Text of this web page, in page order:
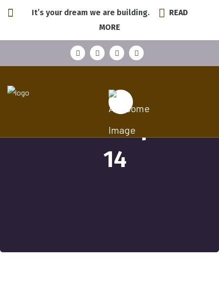
It’s your dream we are building.
READ
MORE
November 28, 2025
anadrol 50 precio
14